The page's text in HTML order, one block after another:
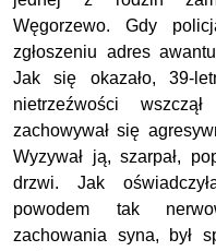
Węgorzewo. Gdy
zgłoszeniu adres
Jak się okazało, 39-
nietrzeźwości
zachowywał się
Wyzywał ją, szarpał,
drzwi. Jak
powodem tak
zachowania syna, był